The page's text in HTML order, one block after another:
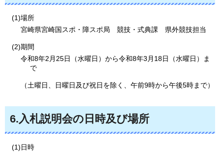
(1)場所
宮崎県宮崎国スポ・障スポ局
競技・式典課 県外競技担当
(2)期間
令和8年2月25日（水曜日）から令和8年3月18日（水曜日）ま
で
（土曜日、日曜日及び祝日を除く、午前9時から午後5時まで）
6.入札説明会の日時及び場所
(1)日時